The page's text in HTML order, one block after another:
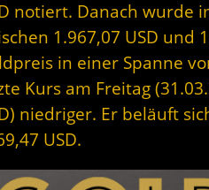
notiert. Danach wurde
1.967,07 USD und
in einer Spanne
Kurs am Freitag
niedriger. Er beläuft
USD.